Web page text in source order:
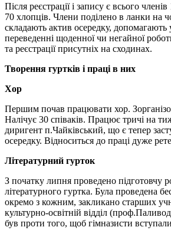
Після реєстрації і запису є всього
70 хлопців. Члени поділено в ланки на
складають актив осередку,
переведенні щоденної чи негайної
та реєстрації присутніх на сходинах.
Творення гуртків і праці в них
Хор
Першим почав працювати хор.
Налічує 30 співаків. Працює тричі на
диригент п.Чайківський, що є тепер
осередку. Відноситься до праці дуже
Літературний гурток
З початку липня проведено підготовчу
літературного гуртка. Була проведена
окремо з кожним, закликано старших
культурно-освітній відділ
був проти того, щоб гімназисти